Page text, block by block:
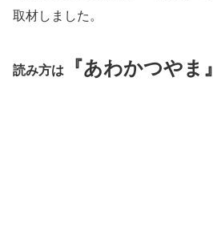
取材しました。
読み方は 『あわかつやま』